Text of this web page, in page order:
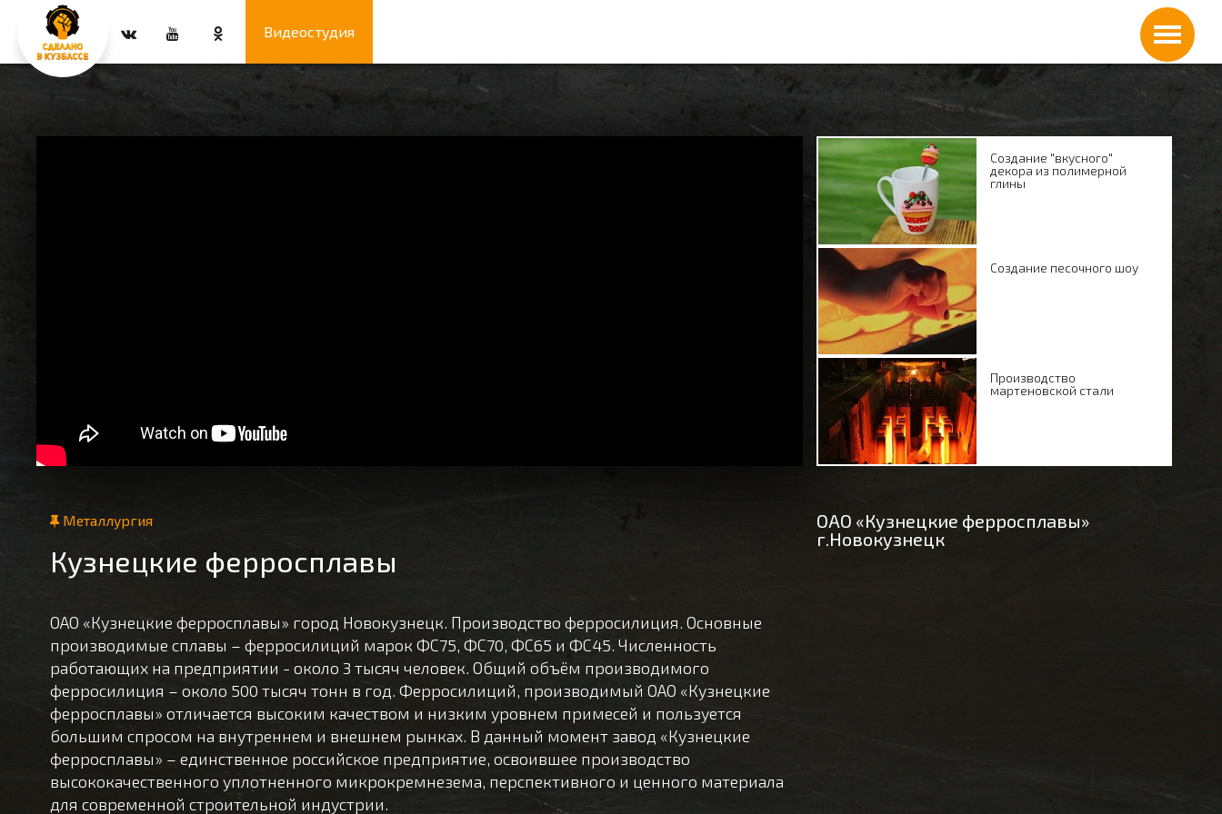
Видеостудия
Металлургия
Кузнецкие ферросплавы
ОАО «Кузнецкие ферросплавы» город Новокузнецк. Производство ферросилиция. Основные
производимые сплавы – ферросилиций марок ФС75, ФС70, ФС65 и ФС45. Численность
работающих на предприятии - около 3 тысяч человек. Общий объём производимого
ферросилиция – около 500 тысяч тонн в год. Ферросилиций, производимый ОАО «Кузнецкие
ферросплавы» отличается высоким качеством и низким уровнем примесей и пользуется
большим спросом на внутреннем и внешнем рынках. В данный момент завод «Кузнецкие
ферросплавы» – единственное российское предприятие, освоившее производство
высококачественного уплотненного микрокремнезема, перспективного и ценного материала
для современной строительной индустрии.
Создание "вкусного"
декора из полимерной
глины
Создание песочного шоу
Производство
мартеновской стали
ОАО «Кузнецкие ферросплавы»
г.Новокузнецк